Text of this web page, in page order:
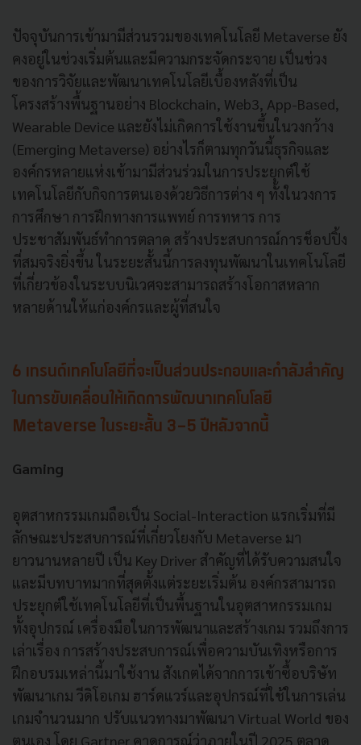
ปัจจุบันการเข้ามามีส่วนรวมของเทคโนโลยี Metaverse ยัง
คงอยู่ในช่วงเริ่มต้นและมีความกระจัดกระจาย เป็นช่วง
ของการวิจัยและพัฒนาเทคโนโลยีเบื้องหลังที่เป็น
โครงสร้างพื้นฐานอย่าง Blockchain, Web3, App-Based,
Wearable Device และยังไม่เกิดการใช้งานขึ้นในวงกว้าง
(Emerging Metaverse) อย่างไรก็ตามทุกวันนี้ธุรกิจและ
องค์กรหลายแห่งเข้ามามีส่วนร่วมในการประยุกต์ใช้
เทคโนโลยีกับกิจการตนเองด้วยวิธีการต่าง ๆ ทั้งในวงการ
การศึกษา การฝึกทางการแพทย์ การทหาร การ
ประชาสัมพันธ์ทำการตลาด สร้างประสบการณ์การช็อปปิ้ง
ที่สมจริงยิ่งขึ้น ในระยะสั้นนี้การลงทุนพัฒนาในเทคโนโลยี
ที่เกี่ยวข้องในระบบนิเวศจะสามารถสร้างโอกาสหลาก
หลายด้านให้แก่องค์กรและผู้ที่สนใจ
6 เทรนด์เทคโนโลยีที่จะเป็นส่วนประกอบและกำลังสำคัญ
ในการขับเคลื่อนให้เกิดการพัฒนาเทคโนโลยี
Metaverse ในระยะสั้น 3-5 ปีหลังจากนี้
Gaming
อุตสาหกรรมเกมถือเป็น Social-Interaction แรกเริ่มที่มี
ลักษณะประสบการณ์ที่เกี่ยวโยงกับ Metaverse มา
ยาวนานหลายปี เป็น Key Driver สำคัญที่ได้รับความสนใจ
และมีบทบาทมากที่สุดตั้งแต่ระยะเริ่มต้น องค์กรสามารถ
ประยุกต์ใช้เทคโนโลยีที่เป็นพื้นฐานในอุตสาหกรรมเกม
ทั้งอุปกรณ์ เครื่องมือในการพัฒนาและสร้างเกม รวมถึงการ
เล่าเรื่อง การสร้างประสบการณ์เพื่อความบันเทิงหรือการ
ฝึกอบรมเหล่านี้มาใช้งาน สังเกตได้จากการเข้าซื้อบริษัท
พัฒนาเกม วีดิโอเกม ฮาร์ดแวร์และอุปกรณ์ที่ใช้ในการเล่น
เกมจำนวนมาก ปรับแนวทางมาพัฒนา Virtual World ของ
ตนเอง โดย Gartner คาดการณ์ว่าภายในปี 2025 ตลาด